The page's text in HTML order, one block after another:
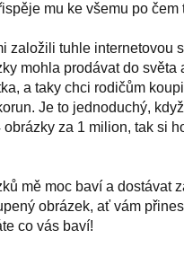
mu ke všemu po čem
založili tuhle internetovou
mohla prodávat do světa
a taky chci rodičům
Je to jednoduchý,
obrázky za 1 milion, tak si
mě moc baví a dostávat
obrázek, ať vám
co vás baví!